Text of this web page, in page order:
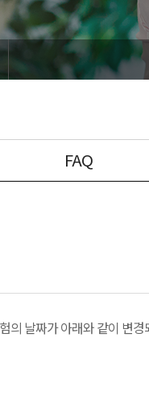
FAQ
의 날짜가 아래와 같이 변